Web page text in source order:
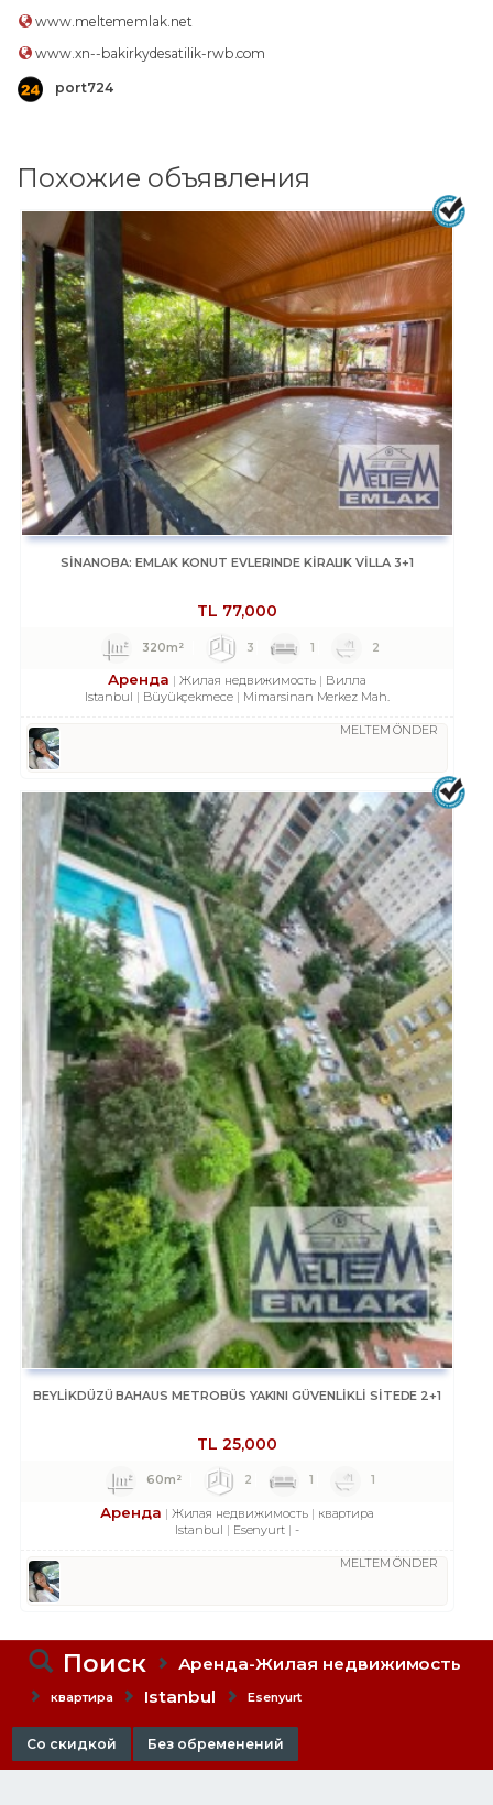
www.meltememlak.net
www.xn--bakirkydesatilik-rwb.com
port724
Похожие объявления
SİNANOBA: EMLAK KONUT EVLERINDE KİRALIK VİLLA 3+1
TL 77,000
320m² 3 1 2
Аренда Жилая недвижимость
Вилла
Istanbul
Büyükçekmece Mimarsinan Merkez Mah.
MELTEM ÖNDER
BEYLİKDÜZÜ BAHAUS METROBÜS YAKINI GÜVENLİKLİ SİTEDE 2+1
TL 25,000
60m² 2 1 1
Аренда Жилая недвижимость
квартира
Istanbul
Esenyurt -
MELTEM ÖNDER
Поиск Аренда-Жилая недвижимость
квартира Istanbul Esenyurt
Со скидкой Без обременений